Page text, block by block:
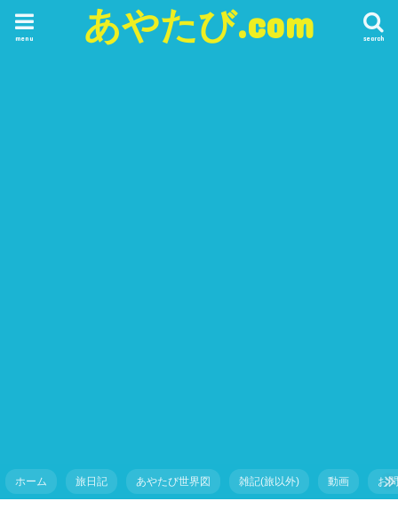
あやたび.com search
menu
ホーム 旅日記 あやたび世界図 雑記(旅以外) 動画 お